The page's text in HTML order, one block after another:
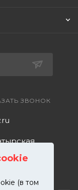
(в том
ЗВОНОК